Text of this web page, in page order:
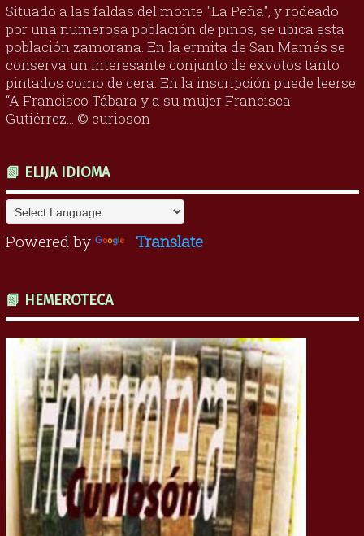
Situado a las faldas del monte "La Peña", y rodeado
por una numerosa población de pinos, se ubica esta
población zamorana. En la ermita de San Mamés se
conserva un interesante conjunto de exvotos tanto
pintados como de cera. En la inscripción puede leerse:
“A Francisco Tábara y a su mujer Francisca
Gutiérrez... © curioson
📗 ELIJA IDIOMA
Powered by Translate
📗 HEMEROTECA